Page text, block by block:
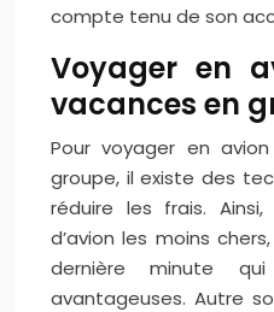
compte tenu de son
Voyager en
vacances en
Pour voyager en
groupe, il existe des
réduire les frais.
d’avion les moins
dernière minute
avantageuses. Autre